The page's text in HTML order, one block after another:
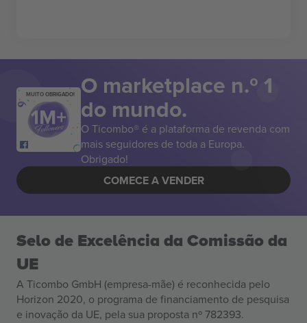
MUITO OBRIGADO! O marketplace n.º 1
do mundo.
O Ticombo® é a plataforma de revenda com
mais seguidores de toda a Europa.
Obrigado!
COMECE A VENDER
Selo de Excelência da Comissão da
UE
A Ticombo GmbH (empresa-mãe) é reconhecida pelo
Horizon 2020, o programa de financiamento de pesquisa
e inovação da UE, pela sua proposta nº 782393.